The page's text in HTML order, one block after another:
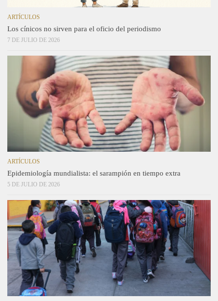
ARTÍCULOS
Los cínicos no sirven para el oficio del periodismo
7 DE JULIO DE 2026
ARTÍCULOS
Epidemiología mundialista: el sarampión en tiempo extra
5 DE JULIO DE 2026